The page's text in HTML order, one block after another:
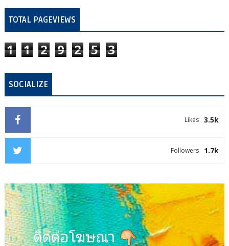
TOTAL PAGEVIEWS
1 1 2 9 2 5 3
SOCIALIZE
3.5k
Likes
1.7k
Followers